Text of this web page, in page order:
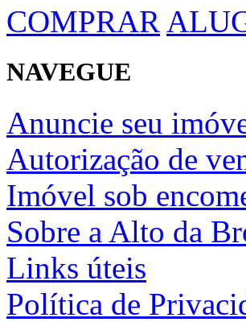
COMPRAR
NAVEGUE
Anuncie seu
Autorização de
Imóvel sob
Sobre a Alto da
Links úteis
Política de